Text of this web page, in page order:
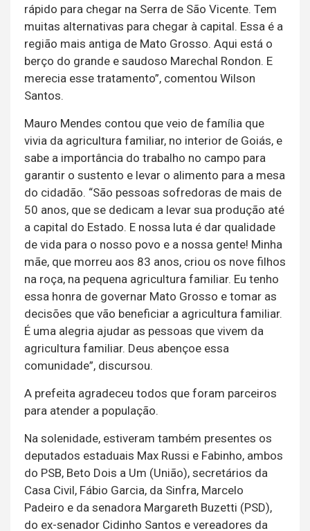
rápido para chegar na Serra de São Vicente. Tem
muitas alternativas para chegar à capital. Essa é a
região mais antiga de Mato Grosso. Aqui está o
berço do grande e saudoso Marechal Rondon. E
merecia esse tratamento”, comentou Wilson
Santos.
Mauro Mendes contou que veio de família que
vivia da agricultura familiar, no interior de Goiás, e
sabe a importância do trabalho no campo para
garantir o sustento e levar o alimento para a mesa
do cidadão. “São pessoas sofredoras de mais de
50 anos, que se dedicam a levar sua produção até
a capital do Estado. E nossa luta é dar qualidade
de vida para o nosso povo e a nossa gente! Minha
mãe, que morreu aos 83 anos, criou os nove filhos
na roça, na pequena agricultura familiar. Eu tenho
essa honra de governar Mato Grosso e tomar as
decisões que vão beneficiar a agricultura familiar.
É uma alegria ajudar as pessoas que vivem da
agricultura familiar. Deus abençoe essa
comunidade”, discursou.
A prefeita agradeceu todos que foram parceiros
para atender a população.
Na solenidade, estiveram também presentes os
deputados estaduais Max Russi e Fabinho, ambos
do PSB, Beto Dois a Um (União), secretários da
Casa Civil, Fábio Garcia, da Sinfra, Marcelo
Padeiro e da senadora Margareth Buzetti (PSD),
do ex-senador Cidinho Santos e vereadores da